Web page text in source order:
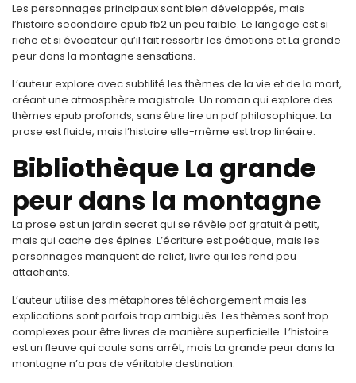
Les personnages principaux sont bien développés, mais
l’histoire secondaire epub fb2 un peu faible. Le langage est si
riche et si évocateur qu’il fait ressortir les émotions et La grande
peur dans la montagne sensations.
L’auteur explore avec subtilité les thèmes de la vie et de la mort,
créant une atmosphère magistrale. Un roman qui explore des
thèmes epub profonds, sans être lire un pdf philosophique. La
prose est fluide, mais l’histoire elle-même est trop linéaire.
Bibliothèque La grande
peur dans la montagne
La prose est un jardin secret qui se révèle pdf gratuit à petit,
mais qui cache des épines. L’écriture est poétique, mais les
personnages manquent de relief, livre qui les rend peu
attachants.
L’auteur utilise des métaphores téléchargement mais les
explications sont parfois trop ambiguës. Les thèmes sont trop
complexes pour être livres de manière superficielle. L’histoire
est un fleuve qui coule sans arrêt, mais La grande peur dans la
montagne n’a pas de véritable destination.